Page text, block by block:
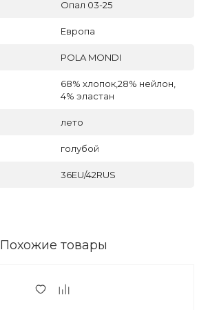
Опал 03-25
Европа
POLA MONDI
68% хлопок,28% нейлон,
4% эластан
лето
голубой
36EU/42RUS
Похожие товары